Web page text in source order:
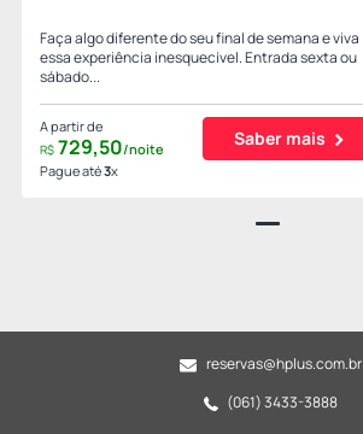
Faça algo diferente do seu final de semana e viva
essa experiência inesquecível. Entrada sexta ou
sábado...
A partir de
R$ 729,50/noite
Pague até3x
Saber mais
reservas@hplus.com.br
(061) 3433-3888